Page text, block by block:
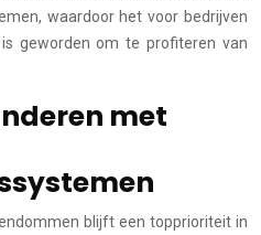
waardoor het voor bedrijven
geworden om te profiteren van
met
blijft een topprioriteit in